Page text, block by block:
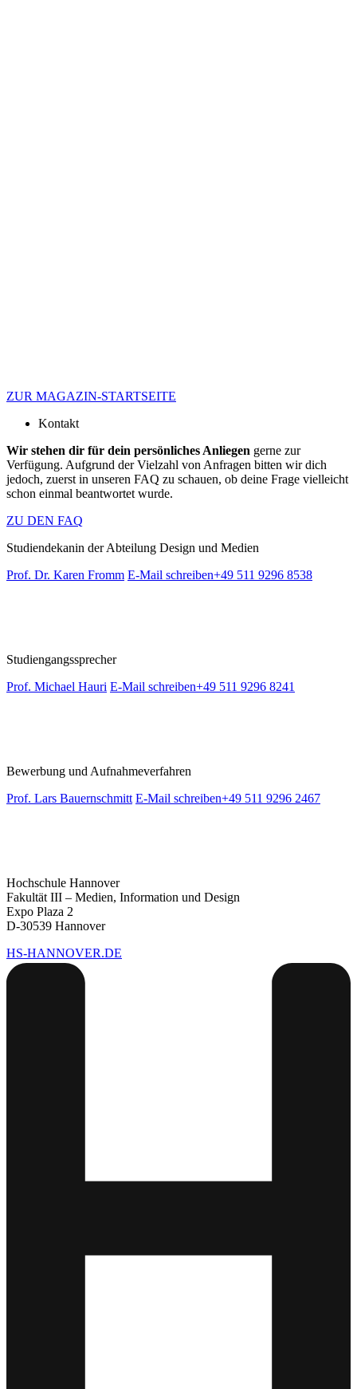
ZUR MAGAZIN-STARTSEITE
Kontakt
Wir stehen dir für dein persönliches Anliegen gerne zur
Verfügung. Aufgrund der Vielzahl von Anfragen bitten wir dich
jedoch, zuerst in unseren FAQ zu schauen, ob deine Frage vielleicht
schon einmal beantwortet wurde.
ZU DEN FAQ
Studiendekanin der Abteilung Design und Medien
Prof. Dr. Karen Fromm E-Mail schreiben+49 511 9296 8538
Studiengangssprecher
Prof. Michael Hauri E-Mail schreiben+49 511 9296 8241
Bewerbung und Aufnahmeverfahren
Prof. Lars Bauernschmitt E-Mail schreiben+49 511 9296 2467
Hochschule Hannover
Fakultät III – Medien, Information und Design
Expo Plaza 2
D-30539 Hannover
HS-HANNOVER.DE